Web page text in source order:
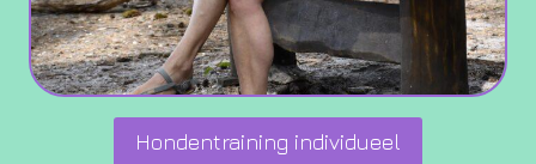
Hondentraining individueel